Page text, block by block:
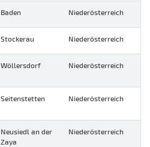
Baden Niederösterreich
Stockerau Niederösterreich
Wöllersdorf Niederösterreich
Seitenstetten Niederösterreich
Neusiedl an der
Zaya
Niederösterreich